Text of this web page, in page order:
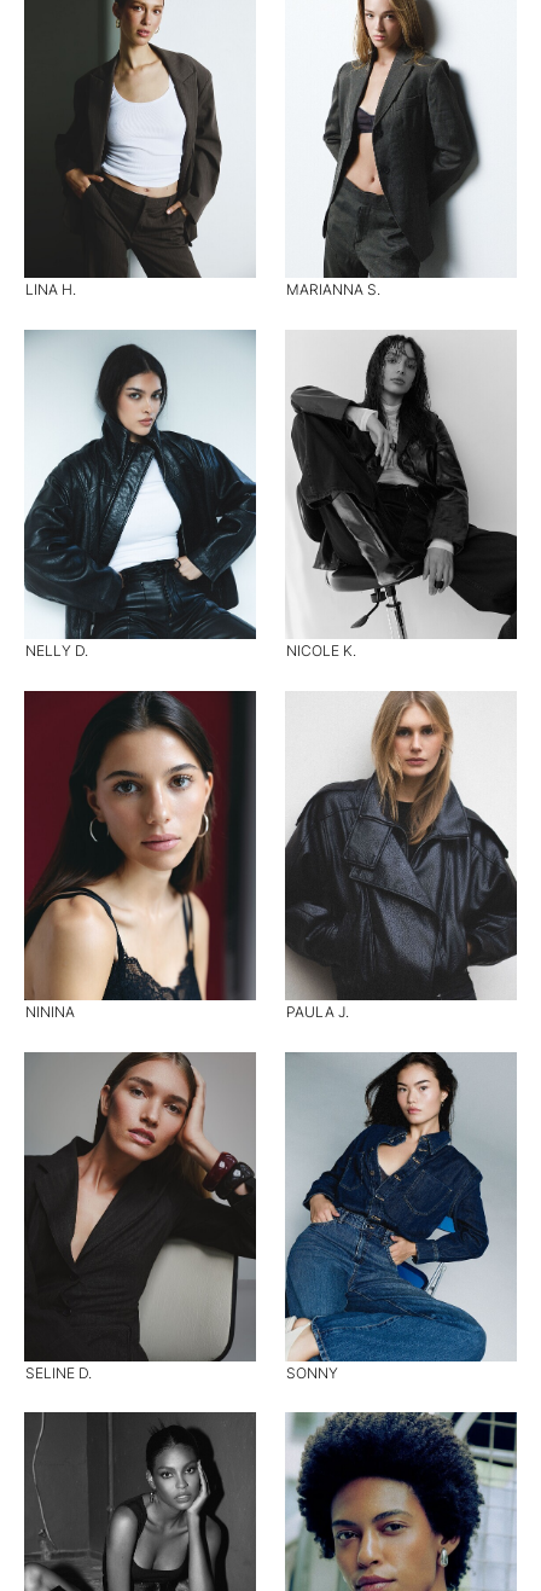
LINA H. MARIANNA S.
NELLY D. NICOLE K.
NININA PAULA J.
SELINE D. SONNY